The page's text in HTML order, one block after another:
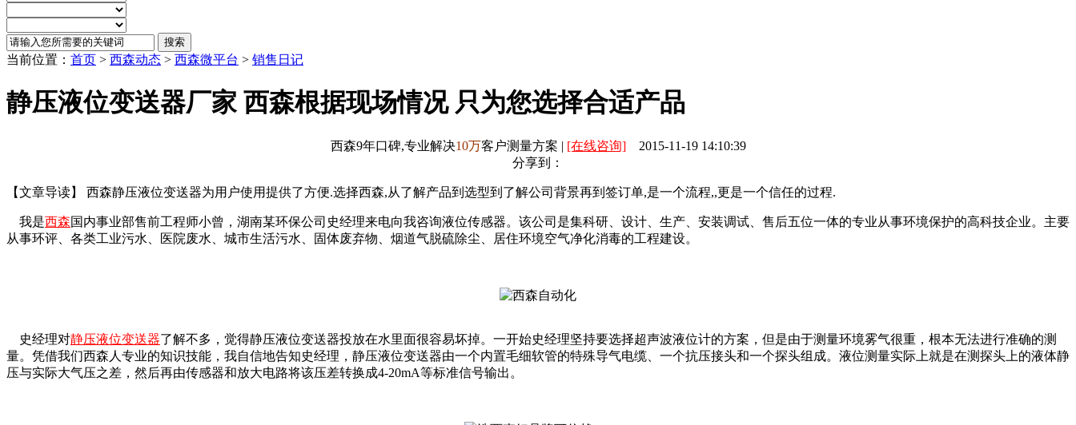
当前位置： 首页 > 西森动态 > 西森微平台 > 销售日记
静压液位变送器厂家 西森根据现场情况 只为您选择合适产品
西森9年口碑,专业解决10万客户测量方案 | [在线咨询]2015-11-19 14:10:39
分享到：
【文章导读】 西森静压液位变送器为用户使用提供了方便.选择西森,从了解产品到选型到了解公司背景再到签订单,是一个流程,,更是一个信任的过程.
我是西森国内事业部售前工程师小曾，湖南某环保公司史经理来电向我咨询液位传感器。该公司是集科研、设计、生产、安装调试、售后五位一体的专业从事环境保护的高科技企业。主要
从事环评、各类工业污水、医院废水、城市生活污水、固体废弃物、烟道气脱硫除尘、居住环境空气净化消毒的工程建设。
史经理对静压液位变送器了解不多，觉得静压液位变送器投放在水里面很容易坏掉。一开始史经理坚持要选择超声波液位计的方案，但是由于测量环境雾气很重，根本无法进行准确的测
量。凭借我们西森人专业的知识技能，我自信地告知史经理，静压液位变送器由一个内置毛细软管的特殊导气电缆、一个抗压接头和一个探头组成。液位测量实际上就是在测探头上的液体静
压与实际大气压之差，然后再由传感器和放大电路将该压差转换成4-20mA等标准信号输出。